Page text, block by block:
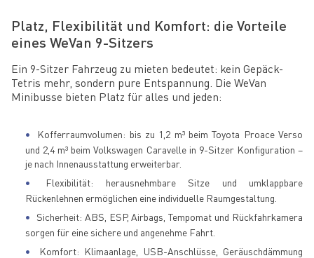
Platz, Flexibilität und Komfort: die Vorteile
eines WeVan 9-Sitzers
Ein 9-Sitzer Fahrzeug zu mieten bedeutet: kein Gepäck-
Tetris mehr, sondern pure Entspannung. Die WeVan
Minibusse bieten Platz für alles und jeden:
Kofferraumvolumen: bis zu 1,2 m³ beim Toyota Proace Verso
und 2,4 m³ beim Volkswagen Caravelle in 9-Sitzer Konfiguration –
je nach Innenausstattung erweiterbar.
Flexibilität: herausnehmbare Sitze und umklappbare
Rückenlehnen ermöglichen eine individuelle Raumgestaltung.
Sicherheit: ABS, ESP, Airbags, Tempomat und Rückfahrkamera
sorgen für eine sichere und angenehme Fahrt.
Komfort: Klimaanlage, USB-Anschlüsse, Geräuschdämmung